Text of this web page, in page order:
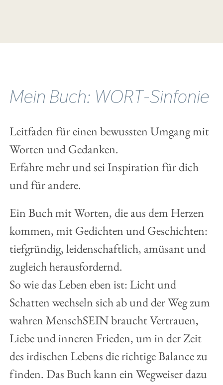
Mein Buch: WORT-Sinfonie
Leitfaden für einen bewussten Umgang mit
Worten und Gedanken.
Erfahre mehr und sei Inspiration für dich
und für andere.
Ein Buch mit Worten, die aus dem Herzen
kommen, mit Gedichten und Geschichten:
tiefgründig, leidenschaftlich, amüsant und
zugleich herausfordernd.
So wie das Leben eben ist: Licht und
Schatten wechseln sich ab und der Weg zum
wahren MenschSEIN braucht Vertrauen,
Liebe und inneren Frieden, um in der Zeit
des irdischen Lebens die richtige Balance zu
finden. Das Buch kann ein Wegweiser dazu